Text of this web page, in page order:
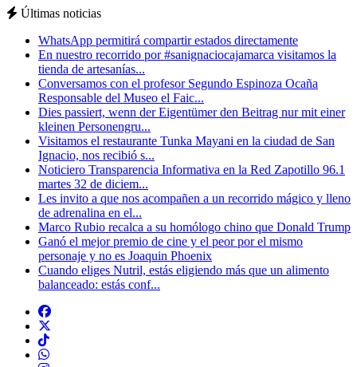
Últimas noticias
WhatsApp permitirá compartir estados directamente
En nuestro recorrido por #sanignaciocajamarca visitamos la
tienda de artesanías...
Conversamos con el profesor Segundo Espinoza Ocaña
Responsable del Museo el Faic...
Dies passiert, wenn der Eigentümer den Beitrag nur mit einer
kleinen Personengru...
Visitamos el restaurante Tunka Mayani en la ciudad de San
Ignacio, nos recibió s...
Noticiero Transparencia Informativa en la Red Zapotillo 96.1
martes 32 de diciem...
Les invito a que nos acompañen a un recorrido mágico y lleno
de adrenalina en el...
Marco Rubio recalca a su homólogo chino que Donald Trump
Ganó el mejor premio de cine y el peor por el mismo
personaje y no es Joaquin Phoenix
Cuando eliges Nutril, estás eligiendo más que un alimento
balanceado: estás conf...